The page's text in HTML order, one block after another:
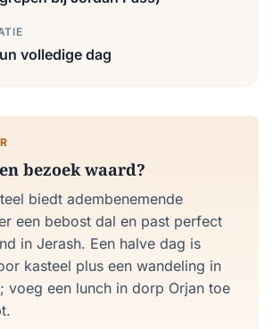
volledige dag
bezoek waard?
biedt adembenemende
een bebost dal en past perfect
in Jerash. Een halve dag is
kasteel plus een wandeling in
voeg een lunch in dorp Orjan toe